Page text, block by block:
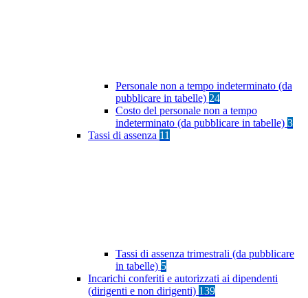
Personale non a tempo indeterminato (da
pubblicare in tabelle) 24
Costo del personale non a tempo
indeterminato (da pubblicare in tabelle) 3
Tassi di assenza 11
Tassi di assenza trimestrali (da pubblicare
in tabelle) 5
Incarichi conferiti e autorizzati ai dipendenti
(dirigenti e non dirigenti) 139